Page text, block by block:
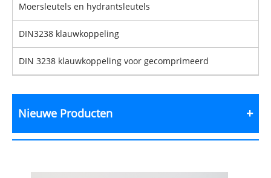
Moersleutels en hydrantsleutels
DIN3238 klauwkoppeling
DIN 3238 klauwkoppeling voor gecomprimeerd
Nieuwe Producten